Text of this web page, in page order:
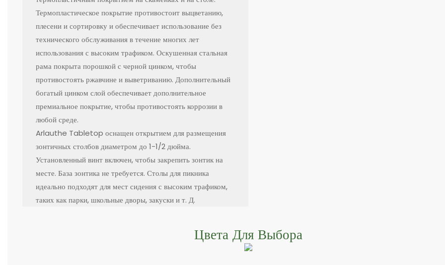
Термопластическое покрытие противостоит выцветанию,
плесени и сортировку и обеспечивает использование без
технического обслуживания в течение многих лет
использования с высоким трафиком. Оскушенная стальная
рама покрыта порошкой с черной цинком, чтобы
противостоять ржавчине и выветриванию. Дополнительный
богатый цинком слой обеспечивает дополнительное
премиальное покрытие, чтобы противостоять коррозии в
любой среде.
Arlauthe Tabletop оснащен открытием для размещения
зонтичных столбов диаметром до 1-1/2 дюйма.
Установленный винт включен, чтобы закрепить зонтик на
месте. База зонтика не требуется. Столы для пикника
идеально подходят для мест сидения с высоким трафиком,
таких как парки, школьные дворы, закуски и т. Д.
Цвета Для Выбора